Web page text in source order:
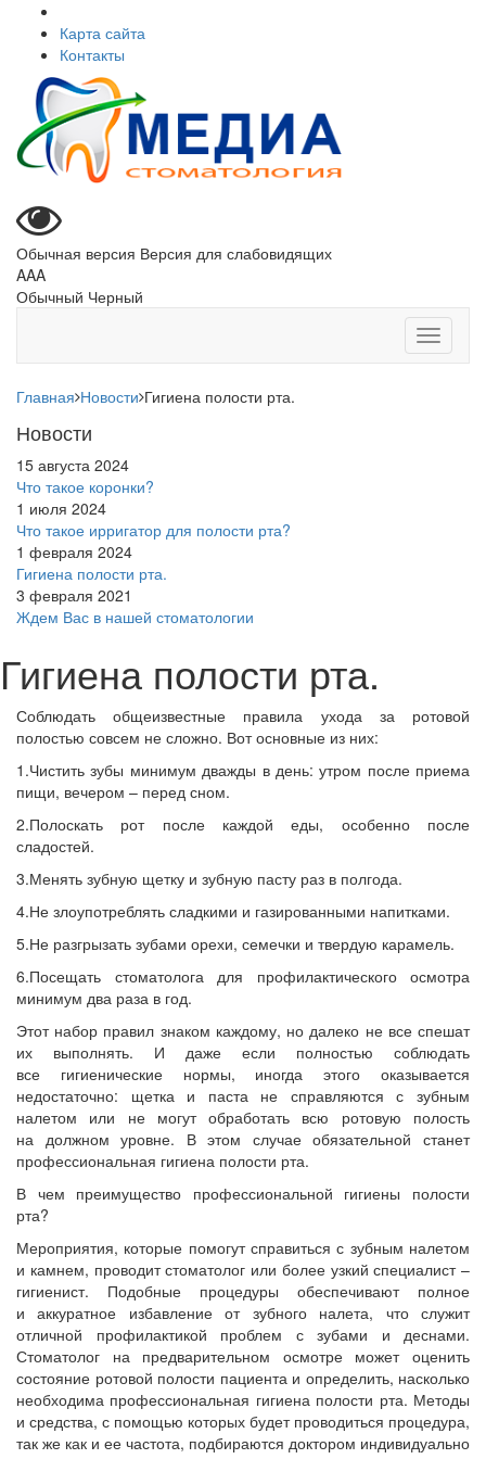
Карта сайта
Контакты
Обычная версия Версия для слабовидящих
AAA
Обычный Черный
Toggle
Главная Новости Гигиена полости рта.
Новости
15 августа 2024
Что такое коронки?
1 июля 2024
Что такое ирригатор для полости рта?
1 февраля 2024
Гигиена полости рта.
3 февраля 2021
Ждем Вас в нашей стоматологии
Гигиена полости рта.
Соблюдать общеизвестные правила ухода за ротовой
полостью совсем не сложно. Вот основные из них:
1.Чистить зубы минимум дважды в день: утром после приема
пищи, вечером – перед сном.
2.Полоскать рот после каждой еды, особенно после
сладостей.
3.Менять зубную щетку и зубную пасту раз в полгода.
4.Не злоупотреблять сладкими и газированными напитками.
5.Не разгрызать зубами орехи, семечки и твердую карамель.
6.Посещать стоматолога для профилактического осмотра
минимум два раза в год.
Этот набор правил знаком каждому, но далеко не все спешат
их выполнять. И даже если полностью соблюдать
все гигиенические нормы, иногда этого оказывается
недостаточно: щетка и паста не справляются с зубным
налетом или не могут обработать всю ротовую полость
на должном уровне. В этом случае обязательной станет
профессиональная гигиена полости рта.
В чем преимущество профессиональной гигиены полости
рта?
Мероприятия, которые помогут справиться с зубным налетом
и камнем, проводит стоматолог или более узкий специалист –
гигиенист. Подобные процедуры обеспечивают полное
и аккуратное избавление от зубного налета, что служит
отличной профилактикой проблем с зубами и деснами.
Стоматолог на предварительном осмотре может оценить
состояние ротовой полости пациента и определить, насколько
необходима профессиональная гигиена полости рта. Методы
и средства, с помощью которых будет проводиться процедура,
так же как и ее частота, подбираются доктором индивидуально